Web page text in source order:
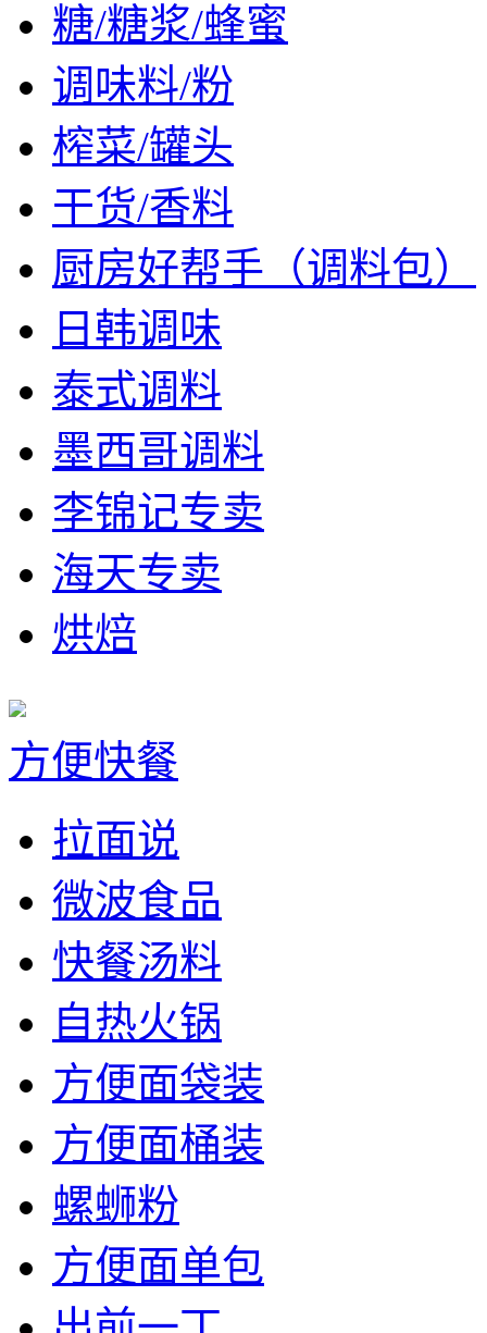
糖/糖浆/蜂蜜
调味料/粉
榨菜/罐头
干货/香料
厨房好帮手（调料包）
日韩调味
泰式调料
墨西哥调料
李锦记专卖
海天专卖
烘焙
方便快餐
拉面说
微波食品
快餐汤料
自热火锅
方便面袋装
方便面桶装
螺蛳粉
方便面单包